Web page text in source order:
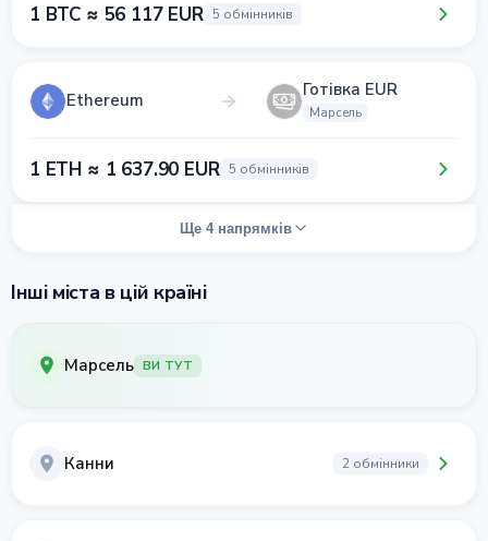
1 BTC ≈ 56 117 EUR 5 обмінників
Ethereum Готівка EUR
Марсель
1 ETH ≈ 1 637.90 EUR 5 обмінників
Ще 4 напрямків
Інші міста в цій країні
Марсель ВИ ТУТ
Канни 2 обмінники